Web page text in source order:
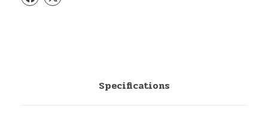
Specifications